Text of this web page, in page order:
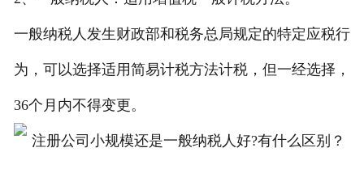
一般纳税人发生财政部和税务总局规定的特定应税行
为，可以选择适用简易计税方法计税，但一经选择，
36个月内不得变更。